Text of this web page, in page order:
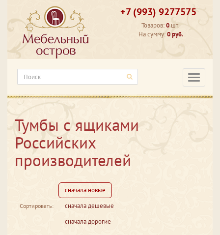
+7 (993) 9277575
Товаров:0 шт.
На сумму:0 руб.
Тумбы с ящиками
Российских
производителей
Сортировать:
сначала новые
сначала дешевые
сначала дорогие